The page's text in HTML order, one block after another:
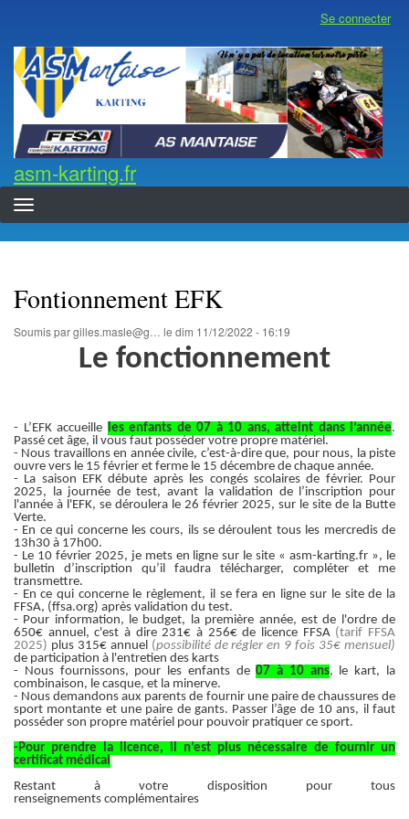
contenu
principal
compte
de
l'utilisateur
Se connecter
asm-karting.fr
asm-karting.fr
Fontionnement EFK
Soumis pargilles.masle@g… le dim 11/12/2022 - 16:19
Le fonctionnement
- L’EFK accueille les enfants de 07 à 10 ans, atteint dans l’année.
Passé cet âge, il vous faut posséder votre propre matériel.
- Nous travaillons en année civile, c’est-à-dire que, pour nous, la piste
ouvre vers le 15 février et ferme le 15 décembre de chaque année.
- La saison EFK débute après les congés scolaires de février. Pour
2025, la journée de test, avant la validation de l’inscription pour
l'année à l'EFK, se déroulera le 26 février 2025, sur le site de la Butte
Verte.
- En ce qui concerne les cours, ils se déroulent tous les mercredis de
13h30 à 17h00.
- Le 10 février 2025, je mets en ligne sur le site « asm-karting.fr », le
bulletin d’inscription qu’il faudra télécharger, compléter et me
transmettre.
- En ce qui concerne le règlement, il se fera en ligne sur le site de la
FFSA, (ffsa.org) après validation du test.
- Pour information, le budget, la première année, est de l'ordre de
650€ annuel, c'est à dire 231€ à 256€ de licence FFSA (tarif FFSA
2025) plus 315€ annuel (possibilité de régler en 9 fois 35€ mensuel)
de participation à l'entretien des karts
- Nous fournissons, pour les enfants de07 à 10 ans, le kart, la
combinaison, le casque, et la minerve.
- Nous demandons aux parents de fournir une paire de chaussures de
sport montante et une paire de gants. Passer l’âge de 10 ans, il faut
posséder son propre matériel pour pouvoir pratiquer ce sport.
-Pour prendre la licence, il n’est plus nécessaire de fournir un
certificat médical
Restant à votre disposition pour tous
renseignements complémentaires